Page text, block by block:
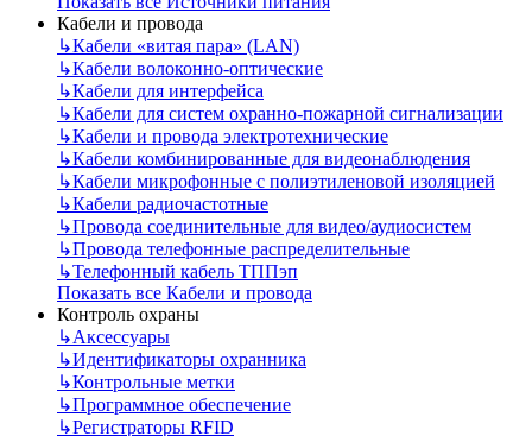
Кабели и провода
↳Кабели «витая пара» (LAN)
↳Кабели волоконно-оптические
↳Кабели для интерфейса
↳Кабели для систем охранно-пожарной сигнализации
↳Кабели и провода электротехнические
↳Кабели комбинированные для видеонаблюдения
↳Кабели микрофонные с полиэтиленовой изоляцией
↳Кабели радиочастотные
↳Провода соединительные для видео/аудиосистем
↳Провода телефонные распределительные
↳Телефонный кабель ТППэп
Показать все Кабели и провода
Контроль охраны
↳Аксессуары
↳Идентификаторы охранника
↳Контрольные метки
↳Программное обеспечение
↳Регистраторы RFID